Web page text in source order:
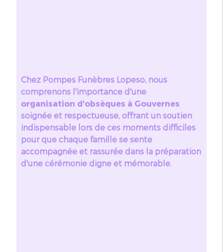
Chez Pompes Funèbres Lopeso, nous
comprenons l'importance d'une
organisation d'obsèques à Gouvernes
soignée et respectueuse, offrant un soutien
indispensable lors de ces moments difficiles
pour que chaque famille se sente
accompagnée et rassurée dans la préparation
d'une cérémonie digne et mémorable.